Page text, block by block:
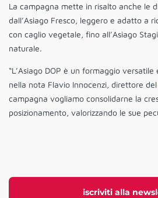
iscriviti alla
La campagna mette in risalto anche le
dall’Asiago Fresco, leggero e adatto a
con caglio vegetale, fino all’Asiago
naturale.
“L’Asiago DOP è un formaggio
nella nota Flavio Innocenzi, direttore
campagna vogliamo consolidarne la
posizionamento, valorizzando le sue